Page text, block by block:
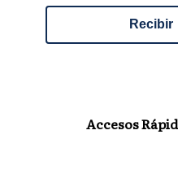
Recibir
Accesos